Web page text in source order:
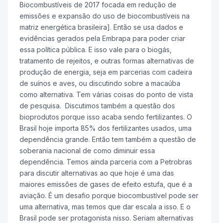
Biocombustíveis de 2017 focada em redução de
emissões e expansão do uso de biocombustíveis na
matriz energética brasileira]. Então se usa dados e
evidências gerados pela Embrapa para poder criar
essa política pública. E isso vale para o biogás,
tratamento de rejeitos, e outras formas alternativas de
produção de energia, seja em parcerias com cadeira
de suínos e aves, ou discutindo sobre a macaúba
como alternativa. Tem várias coisas do ponto de vista
de pesquisa. Discutimos também a questão dos
bioprodutos porque isso acaba sendo fertilizantes. O
Brasil hoje importa 85% dos fertilizantes usados, uma
dependência grande. Então tem também a questão de
soberania nacional de como diminuir essa
dependência. Temos ainda parceria com a Petrobras
para discutir alternativas ao que hoje é uma das
maiores emissões de gases de efeito estufa, que é a
aviação. É um desafio porque biocombustível pode ser
uma alternativa, mas temos que dar escala a isso. E o
Brasil pode ser protagonista nisso. Seriam alternativas